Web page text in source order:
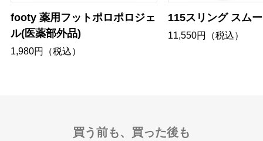
footy 薬用フットポロポロジェ
ル(医薬部外品)
1,980円（税込）
115スリング スム
11,550円（税込）
買う前も、買った後も